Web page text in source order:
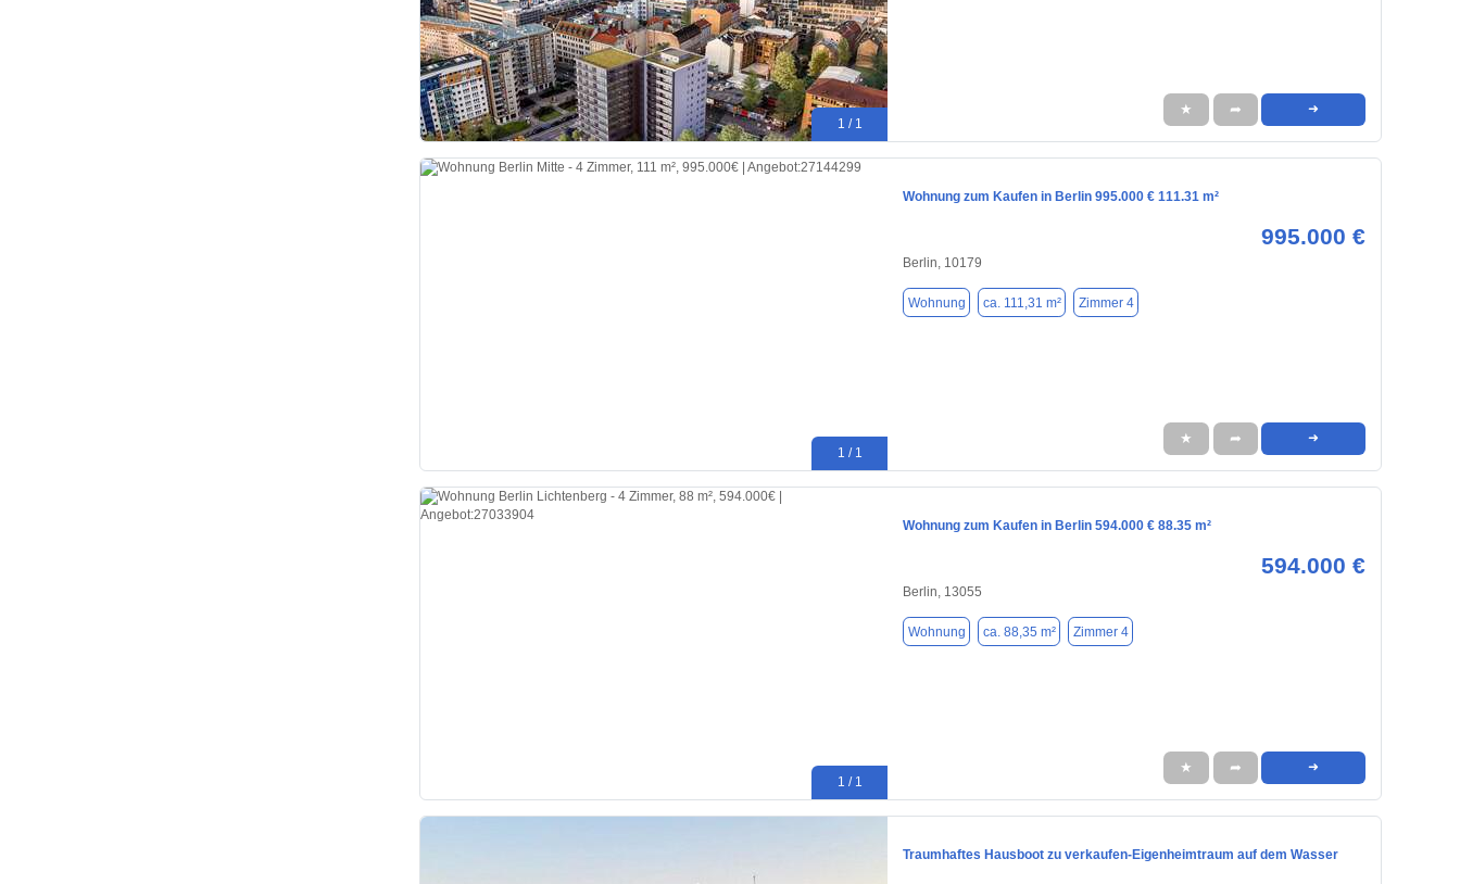
1 / 1
★ ➦ ➜
1 / 1
Wohnung zum Kaufen in Berlin 995.000 € 111.31 m²
995.000 €
Berlin, 10179
Wohnung ca. 111,31 m² Zimmer 4
★ ➦ ➜
1 / 1
Wohnung zum Kaufen in Berlin 594.000 € 88.35 m²
594.000 €
Berlin, 13055
Wohnung ca. 88,35 m² Zimmer 4
★ ➦ ➜
Traumhaftes Hausboot zu verkaufen-Eigenheimtraum auf dem Wasser